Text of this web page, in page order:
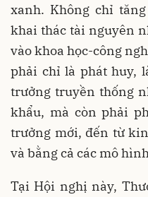
xanh. Không chỉ
khai thác tài nguyên
vào khoa học-công
phải chỉ là phát huy,
trưởng truyền thống
khẩu, mà còn phải
trưởng mới, đến từ
và bằng cả các mô
Tại Hội nghị này,